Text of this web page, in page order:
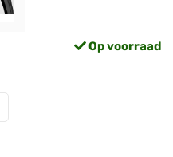
Op voorraad